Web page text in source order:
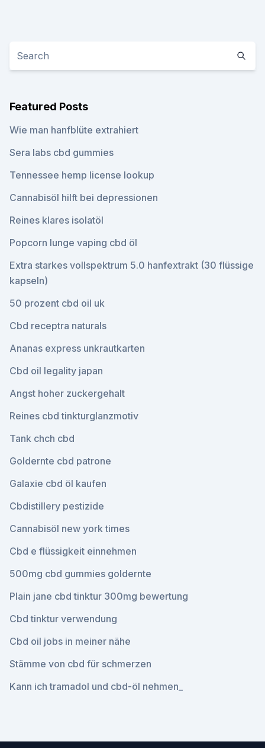
Featured Posts
Wie man hanfblüte extrahiert
Sera labs cbd gummies
Tennessee hemp license lookup
Cannabisöl hilft bei depressionen
Reines klares isolatöl
Popcorn lunge vaping cbd öl
Extra starkes vollspektrum 5.0 hanfextrakt (30 flüssige
kapseln)
50 prozent cbd oil uk
Cbd receptra naturals
Ananas express unkrautkarten
Cbd oil legality japan
Angst hoher zuckergehalt
Reines cbd tinkturglanzmotiv
Tank chch cbd
Goldernte cbd patrone
Galaxie cbd öl kaufen
Cbdistillery pestizide
Cannabisöl new york times
Cbd e flüssigkeit einnehmen
500mg cbd gummies goldernte
Plain jane cbd tinktur 300mg bewertung
Cbd tinktur verwendung
Cbd oil jobs in meiner nähe
Stämme von cbd für schmerzen
Kann ich tramadol und cbd-öl nehmen_